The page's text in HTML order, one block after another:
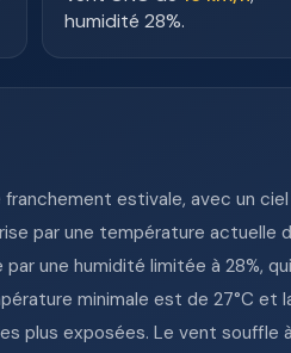
humidité 28%.
estivale, avec un
par une température actuelle
une humidité limitée à 28%, qui
minimale est de 27°C et
plus exposées. Le vent souffle